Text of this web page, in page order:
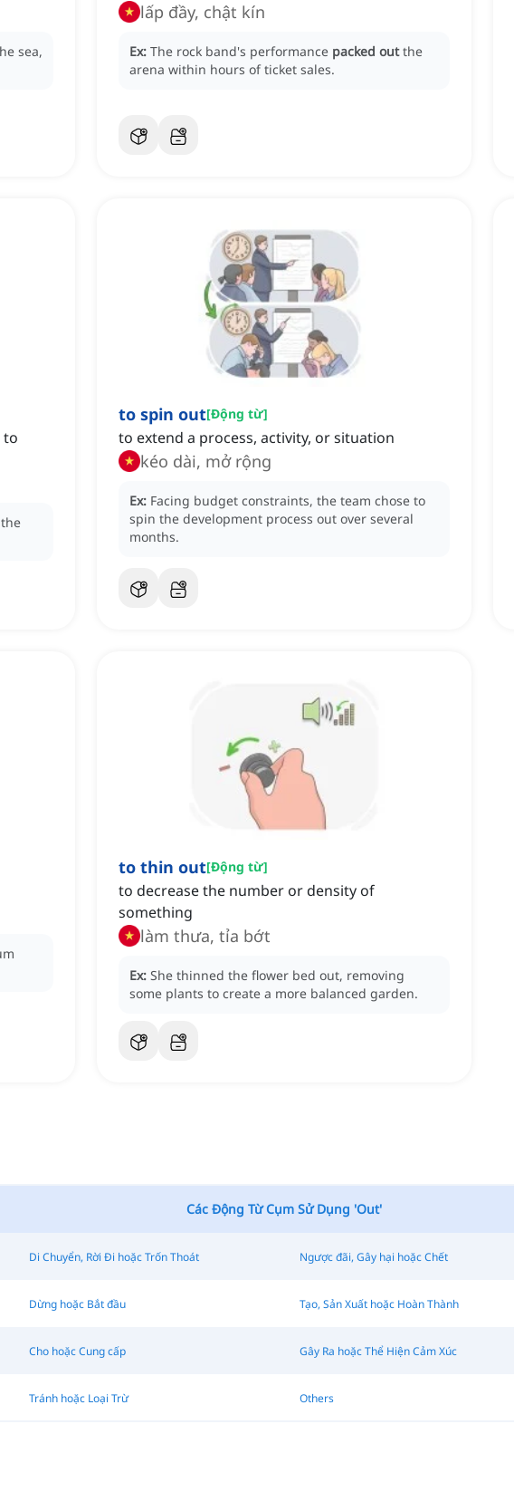
sea,
lấp đầy, chật kín
Ex: The rock band's performance packed out the
arena within hours of ticket sales.
to
to spin out[Động từ]
to extend a process, activity, or situation
kéo dài, mở rộng
Ex: Facing budget constraints, the team chose to
spin the development process out over several
months.
to thin out[Động từ]
to decrease the number or density of
something
làm thưa, tỉa bớt
Ex: She thinned the flower bed out, removing
some plants to create a more balanced garden.
Các Động Từ Cụm Sử Dụng 'Out'
Di Chuyển, Rời Đi hoặc Trốn Thoát Ngược đãi, Gây hại hoặc Chết
Dừng hoặc Bắt đầu Tạo, Sản Xuất hoặc Hoàn Thành
Cho hoặc Cung cấp Gây Ra hoặc Thể Hiện Cảm Xúc
Tránh hoặc Loại Trừ Others